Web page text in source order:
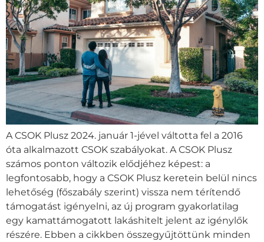
A CSOK Plusz 2024. január 1-jével váltotta fel a 2016
óta alkalmazott CSOK szabályokat. A CSOK Plusz
számos ponton változik elődjéhez képest: a
legfontosabb, hogy a CSOK Plusz keretein belül nincs
lehetőség (főszabály szerint) vissza nem térítendő
támogatást igényelni, az új program gyakorlatilag
egy kamattámogatott lakáshitelt jelent az igénylők
részére. Ebben a cikkben összegyűjtöttünk minden